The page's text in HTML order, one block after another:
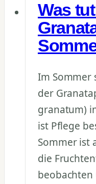
Was
Im Sommer
der
granatum)
ist Pflege
Sommer ist
die
beobachten